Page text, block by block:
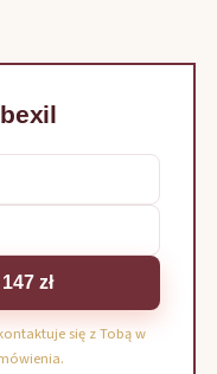
zł
się z Tobą w